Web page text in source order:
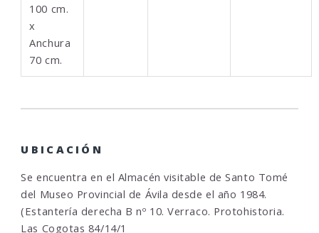
100 cm.
x
Anchura
70 cm.
UBICACIÓN
Se encuentra en el Almacén visitable de Santo Tomé
del Museo Provincial de Ávila desde el año 1984.
(Estantería derecha B nº 10. Verraco. Protohistoria.
Las Cogotas 84/14/1